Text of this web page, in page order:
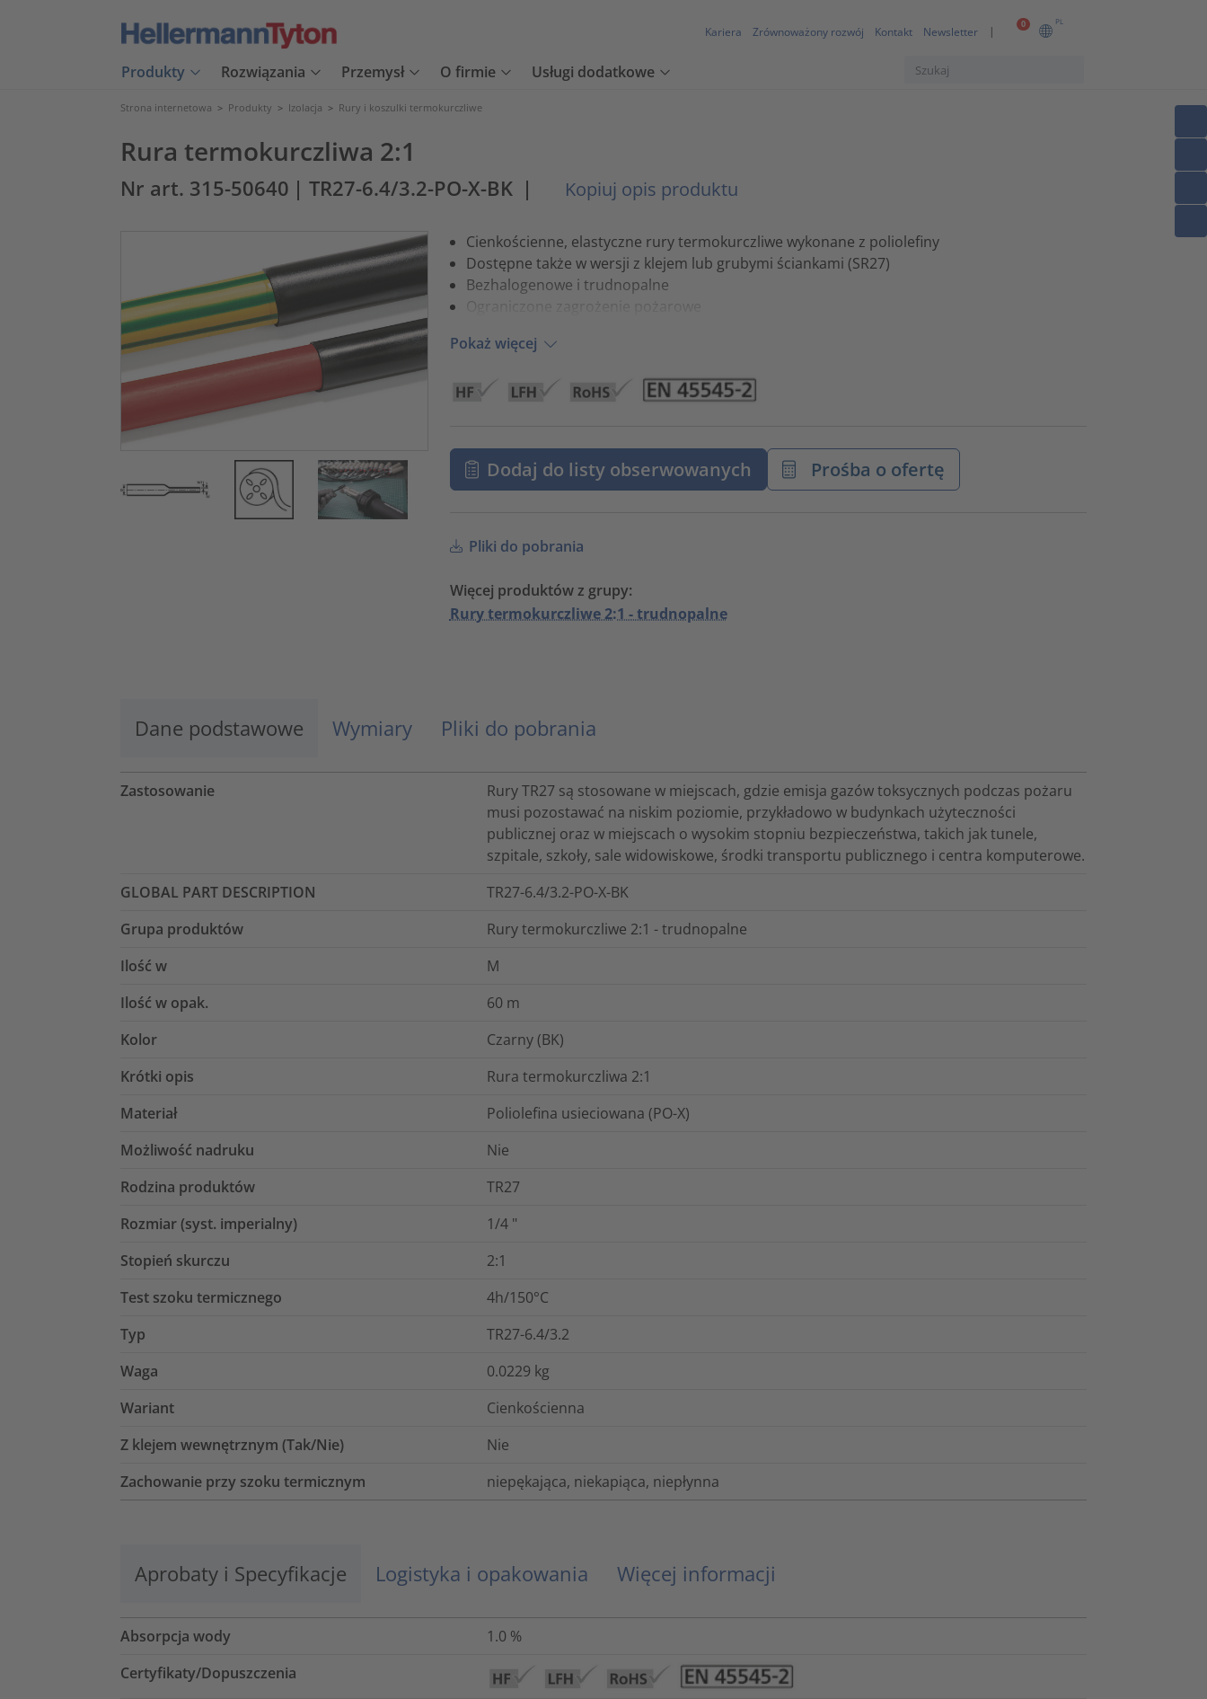
0 PL
Kariera Zrównoważony rozwój Kontakt Newsletter
Produkty Rozwiązania Przemysł O firmie Usługi dodatkowe
Strona internetowa > Produkty > Izolacja > Rury i koszulki termokurczliwe
Rura termokurczliwa 2:1
Nr art. 315-50640 | TR27-6.4/3.2-PO-X-BK | Kopiuj opis produktu
Cienkościenne, elastyczne rury termokurczliwe wykonane z poliolefiny
Dostępne także w wersji z klejem lub grubymi ściankami (SR27)
Bezhalogenowe i trudnopalne
Ograniczone zagrożenie pożarowe
Pokaż więcej
Dodaj do listy obserwowanych Prośba o ofertę
Pliki do pobrania
Więcej produktów z grupy:
Rury termokurczliwe 2:1 - trudnopalne
Dane podstawowe Wymiary Pliki do pobrania
Zastosowanie
Rury TR27 są stosowane w miejscach, gdzie emisja gazów toksycznych podczas pożaru
musi pozostawać na niskim poziomie, przykładowo w budynkach użyteczności
publicznej oraz w miejscach o wysokim stopniu bezpieczeństwa, takich jak tunele,
szpitale, szkoły, sale widowiskowe, środki transportu publicznego i centra komputerowe.
GLOBAL PART DESCRIPTION
TR27-6.4/3.2-PO-X-BK
Grupa produktów
Rury termokurczliwe 2:1 - trudnopalne
Ilość w
M
Ilość w opak.
60 m
Kolor
Czarny (BK)
Krótki opis
Rura termokurczliwa 2:1
Materiał
Poliolefina usieciowana (PO-X)
Możliwość nadruku
Nie
Rodzina produktów
TR27
Rozmiar (syst. imperialny)
1/4 "
Stopień skurczu
2:1
Test szoku termicznego
4h/150°C
Typ
TR27-6.4/3.2
Waga
0.0229 kg
Wariant
Cienkościenna
Z klejem wewnętrznym (Tak/Nie)
Nie
Zachowanie przy szoku termicznym
niepękająca, niekapiąca, niepłynna
Aprobaty i Specyfikacje Logistyka i opakowania Więcej informacji
Absorpcja wody 1.0 %
Certyfikaty/Dopuszczenia